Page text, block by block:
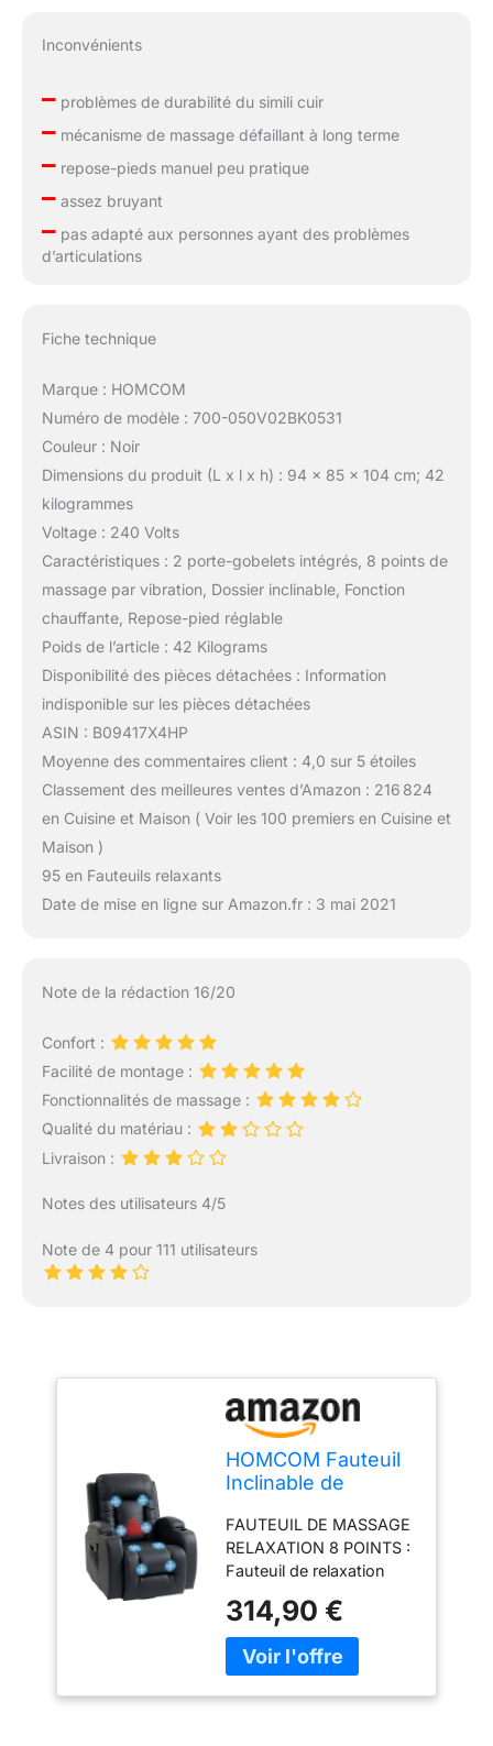
Inconvénients
–problèmes de durabilité du simili cuir
–mécanisme de massage défaillant à long terme
–repose-pieds manuel peu pratique
–assez bruyant
–pas adapté aux personnes ayant des problèmes
d’articulations
Fiche technique
Marque : HOMCOM
Numéro de modèle : 700-050V02BK0531
Couleur : Noir
Dimensions du produit (L x l x h) : 94 x 85 x 104 cm; 42
kilogrammes
Voltage : 240 Volts
Caractéristiques : 2 porte-gobelets intégrés, 8 points de
massage par vibration, Dossier inclinable, Fonction
chauffante, Repose-pied réglable
Poids de l’article : 42 Kilograms
Disponibilité des pièces détachées : Information
indisponible sur les pièces détachées
ASIN : B09417X4HP
Moyenne des commentaires client : 4,0 sur 5 étoiles
Classement des meilleures ventes d’Amazon : 216 824
en Cuisine et Maison ( Voir les 100 premiers en Cuisine et
Maison )
95 en Fauteuils relaxants
Date de mise en ligne sur Amazon.fr : 3 mai 2021
Note de la rédaction 16/20
Confort :
Facilité de montage :
Fonctionnalités de massage :
Qualité du matériau :
Livraison :
Notes des utilisateurs 4/5
Note de 4 pour 111 utilisateurs
HOMCOM Fauteuil
Inclinable de
Chauffage
99x82x103cm Noir
FAUTEUIL DE MASSAGE
RELAXATION 8 POINTS :
Fauteuil de relaxation
vibration et 3 modes de
massage, associé à une
chaleur lombaire
314,90 €